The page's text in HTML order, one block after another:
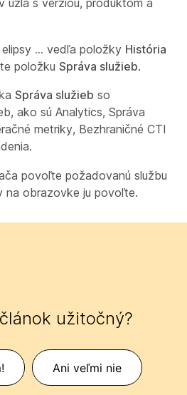
uzla s verziou, produktom a
... vedľa položky História
položku Správa služieb.
Správa služieb so
ako sú Analytics, Správa
metriky, Bezhraničné CTI
povoľte požadovanú službu
na obrazovke ju povoľte.
užitočný?
Ani veľmi nie